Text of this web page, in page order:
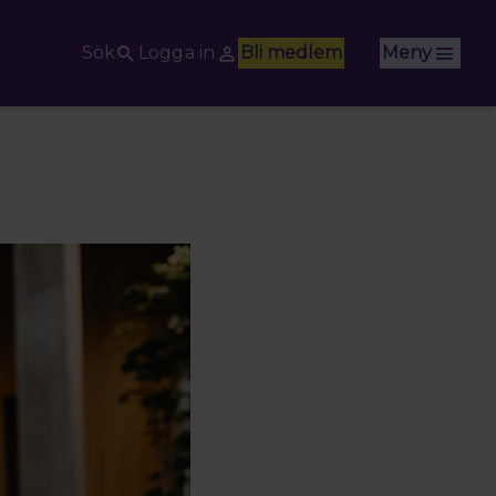
Sök Logga in Bli medlem Meny